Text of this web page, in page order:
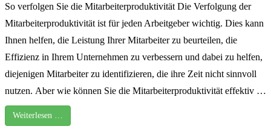
So verfolgen Sie die Mitarbeiterproduktivität Die Verfolgung der
Mitarbeiterproduktivität ist für jeden Arbeitgeber wichtig. Dies kann
Ihnen helfen, die Leistung Ihrer Mitarbeiter zu beurteilen, die
Effizienz in Ihrem Unternehmen zu verbessern und dabei zu helfen,
diejenigen Mitarbeiter zu identifizieren, die ihre Zeit nicht sinnvoll
nutzen. Aber wie können Sie die Mitarbeiterproduktivität effektiv …
Weiterlesen …